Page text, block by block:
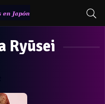
Ryūsei